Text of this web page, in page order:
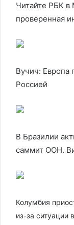
Читайте РБК в
проверенная
Вучич: Европа
Россией
В Бразилии
саммит ООН.
Колумбия
из-за ситуации